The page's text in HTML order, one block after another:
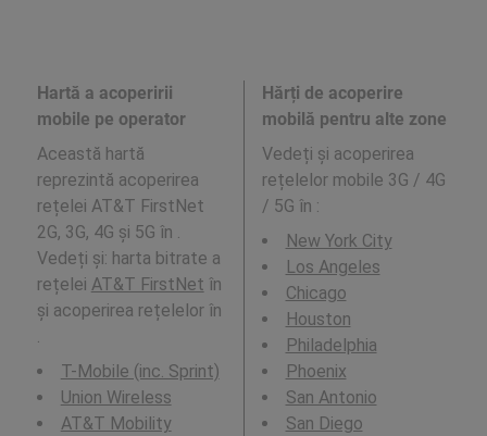
Hartă a acoperirii
mobile pe operator
Această hartă
reprezintă acoperirea
rețelei AT&T FirstNet
2G, 3G, 4G și 5G în .
Vedeți și: harta bitrate a
rețelei AT&T FirstNet în
și acoperirea rețelelor în
.
T-Mobile (inc. Sprint)
Union Wireless
AT&T Mobility
Hărți de acoperire
mobilă pentru alte zone
Vedeți și acoperirea
rețelelor mobile 3G / 4G
/ 5G în :
New York City
Los Angeles
Chicago
Houston
Philadelphia
Phoenix
San Antonio
San Diego